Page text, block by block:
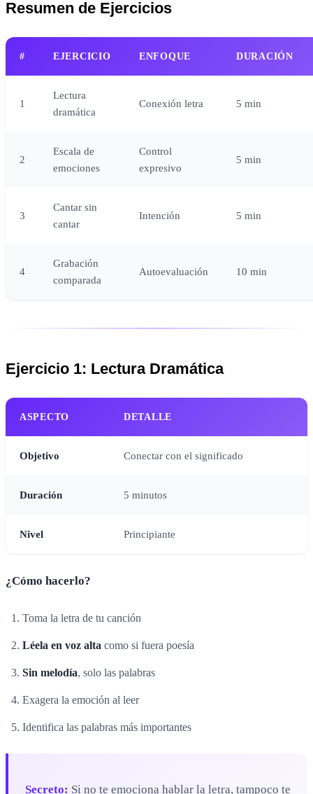
Resumen de Ejercicios
# EJERCICIO ENFOQUE DURACIÓN
1
Lectura
dramática
Conexión letra 5 min
2
Escala de
emociones
Control
expresivo
5 min
3
Cantar sin
cantar
Intención 5 min
4
Grabación
comparada
Autoevaluación 10 min
Ejercicio 1: Lectura Dramática
ASPECTO DETALLE
Objetivo Conectar con el significado
Duración 5 minutos
Nivel Principiante
¿Cómo hacerlo?
Toma la letra de tu canción
Léela en voz alta como si fuera poesía
Sin melodía, solo las palabras
Exagera la emoción al leer
Identifica las palabras más importantes
Secreto: Si no te emociona hablar la letra, tampoco te